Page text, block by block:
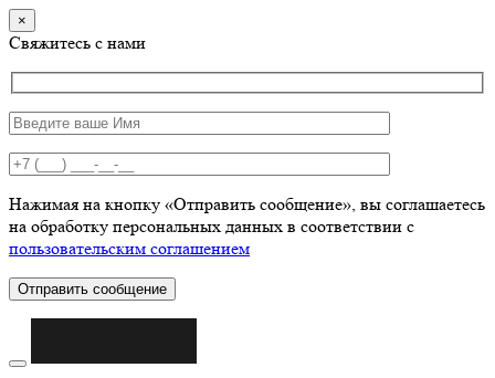
×
Свяжитесь с нами
Нажимая на кнопку «Отправить сообщение», вы соглашаетесь
на обработку персональных данных в соответствии с
пользовательским соглашением
Отправить сообщение